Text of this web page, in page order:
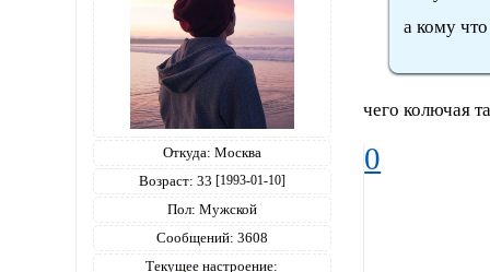
Откуда: Москва
Возраст: 33 [1993-01-10]
Пол: Мужской
Сообщений: 3608
Текущее настроение:
а кому
чего колючая
0